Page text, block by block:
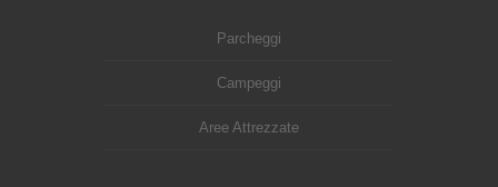
Parcheggi
Campeggi
Aree Attrezzate